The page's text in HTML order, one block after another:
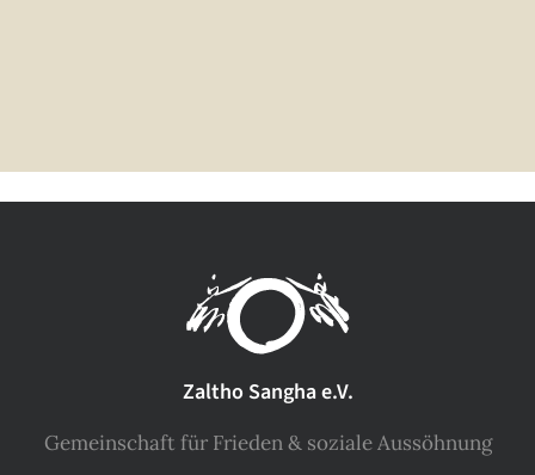
Zaltho Sangha e.V.
Gemeinschaft für Frieden & soziale Aussöhnung